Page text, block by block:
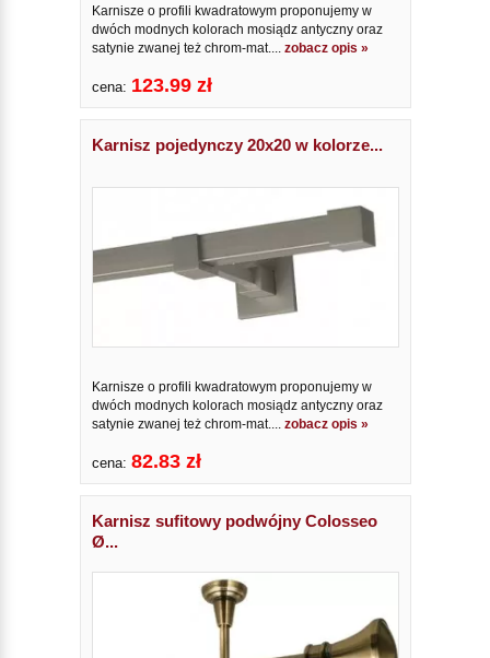
Karnisze o profili kwadratowym proponujemy w
dwóch modnych kolorach mosiądz antyczny oraz
satynie zwanej też chrom-mat.... zobacz opis »
cena: 123.99 zł
Karnisz pojedynczy 20x20 w kolorze...
Karnisze o profili kwadratowym proponujemy w
dwóch modnych kolorach mosiądz antyczny oraz
satynie zwanej też chrom-mat.... zobacz opis »
cena: 82.83 zł
Karnisz sufitowy podwójny Colosseo
Ø...